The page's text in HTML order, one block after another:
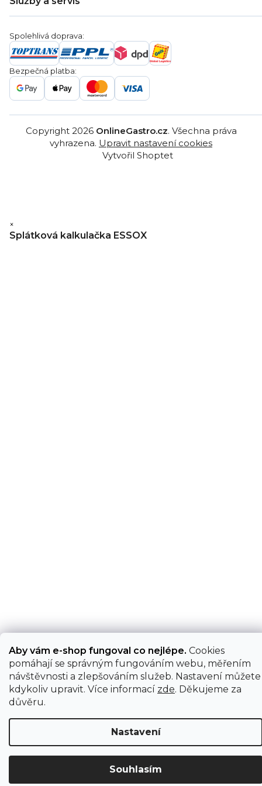
Aby vám e-shop fungoval co nejlépe. Cookies
pomáhají se správným fungováním webu, měřením
návštěvnosti a zlepšováním služeb. Nastavení můžete
kdykoliv upravit. Více informací zde. Děkujeme za
důvěru.
Nastavení
Souhlasím
Věrnostní program
Blog
Záruka
Ochrana osobních údajů
Reklamační řády
Servis a reklamace
Poptávka
Gastro projekty
Značky
Gastro velkoobchod
Spolehlivá doprava:
Bezpečná platba:
Vytvořil Shoptet
Copyright 2026 OnlineGastro.cz. Všechna práva
vyhrazena. Upravit nastavení cookies
×
Splátková kalkulačka ESSOX